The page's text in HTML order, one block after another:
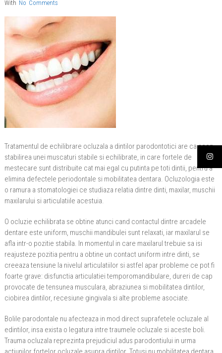
With No Comments
Tratamentul de echilibrare ocluzala a dintilor parodontotici are ca scop
stabilirea unei muscaturi stabile si echilibrate, in care fortele de
mestecare sunt distribuite cat mai egal cu putinta pe toti dintii, pentru a
elimina defectele periodontale si mobilitatea dentara. Ocluzologia este
o ramura a stomatologiei ce studiaza relatia dintre dinti, maxilar, muschii
maxilarului si articulatiile acestuia.
O ocluzie echilibrata se obtine atunci cand contactul dintre arcadele
dentare este uniform, muschii mandibulei sunt relaxati, iar maxilarul se
afla intr-o pozitie stabila. In momentul in care maxilarul trebuie sa isi
reajusteze pozitia pentru a obtine un contact uniform intre dinti, se
creeaza tensiune la nivelul articulatiilor si astfel apar probleme ce pot fi
foarte grave: disfunctia articulatiei temporomandibulare, dureri de cap
provocate de tensunea musculara, abraziunea si mobilitatea dintilor,
ciobirea dintilor, recesiune gingivala si alte probleme asociate.
Bolile parodontale nu afecteaza in mod direct suprafetele ocluzale al
edintilor, insa exista o legatura intre traumele ocluzale si aceste boli.
Trauma ocluzala reprezinta prejudiciul adus parodontiului in urma